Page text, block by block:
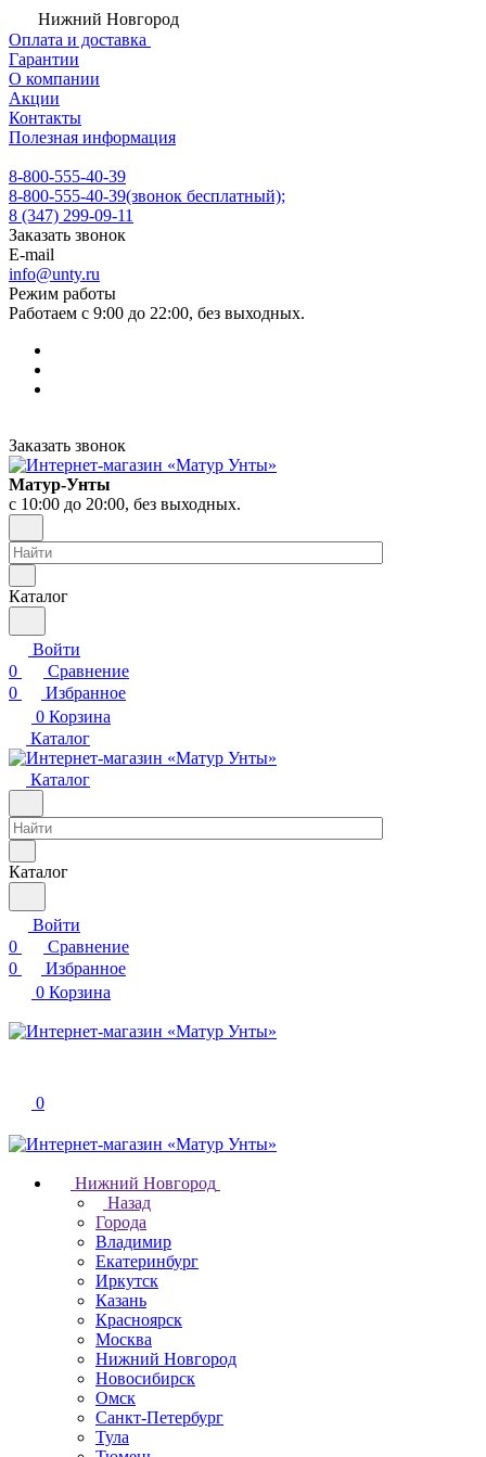
Нижний Новгород
Оплата и доставка
Гарантии
О компании
Акции
Контакты
Полезная информация
8-800-555-40-39
8-800-555-40-39(звонок бесплатный);
8 (347) 299-09-11
Заказать звонок
E-mail
info@unty.ru
Режим работы
Работаем с 9:00 до 22:00, без выходных.
Заказать звонок
Матур-Унты
с 10:00 до 20:00, без выходных.
Каталог
Войти
0
Сравнение
0
Избранное
0 Корзина
Каталог
Каталог
Каталог
Войти
0
Сравнение
0
Избранное
0 Корзина
0
Нижний Новгород
Назад
Города
Владимир
Екатеринбург
Иркутск
Казань
Красноярск
Москва
Нижний Новгород
Новосибирск
Омск
Санкт-Петербург
Тула